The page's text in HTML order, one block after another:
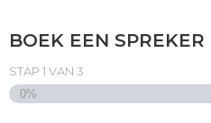
BOEK EEN SPREKER
STAP 1 VAN 3
0%